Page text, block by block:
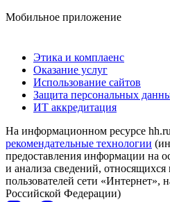
Мобильное приложение
Этика и комплаенс
Оказание услуг
Использование сайтов
Защита персональных
ИТ аккредитация
На информационном ресурсе hh.ru
рекомендательные технологии
предоставления информации на
и анализа сведений,
пользователей сети «Интернет»,
Российской Федерации)